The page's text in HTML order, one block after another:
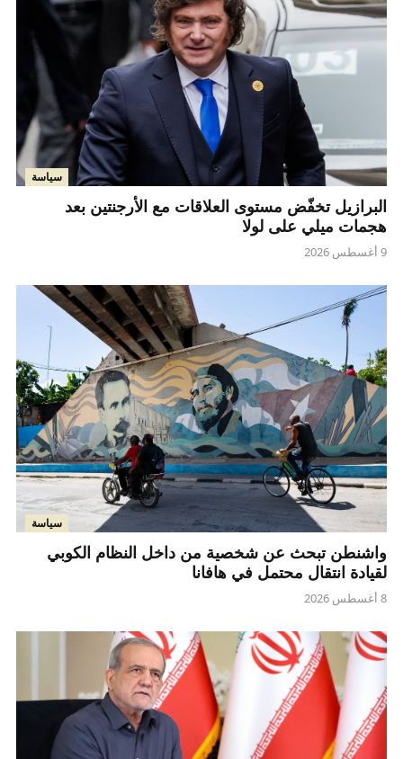
سياسة
البرازيل تخفّض مستوى العلاقات مع الأرجنتين بعد
هجمات ميلي على لولا
9 أغسطس 2026
سياسة
واشنطن تبحث عن شخصية من داخل النظام الكوبي
لقيادة انتقال محتمل في هافانا
8 أغسطس 2026